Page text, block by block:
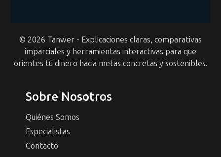
© 2026 Tanwer - Explicaciones claras, comparativas
imparciales y herramientas interactivas para que
orientes tu dinero hacia metas concretas y sostenibles.
Sobre Nosotros
Quiénes Somos
Especialistas
Contacto